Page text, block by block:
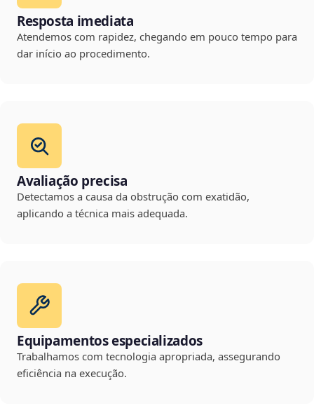
Resposta imediata
Atendemos com rapidez, chegando em pouco tempo para
dar início ao procedimento.
Avaliação precisa
Detectamos a causa da obstrução com exatidão,
aplicando a técnica mais adequada.
Equipamentos especializados
Trabalhamos com tecnologia apropriada, assegurando
eficiência na execução.